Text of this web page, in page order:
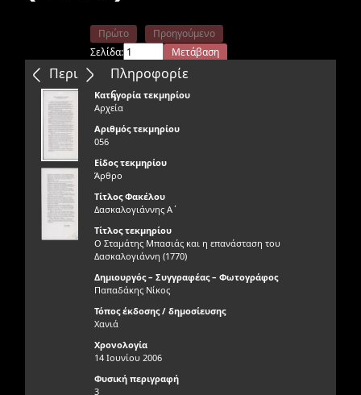
Περιεχόμενα
Πρώτο
Προηγούμενο
Σελίδα:
Μετάβαση
Επόμενο
Τελευταίο
Πληροφορίε
ς
Κατηγορία τεκμηρίου
Αρχεία
Αριθμός τεκμηρίου
056
Είδος τεκμηρίου
Άρθρο
Τίτλος Φακέλου
Δασκαλογιάννης Α΄
Τίτλος τεκμηρίου
Ο Σταμάτης Μπασιάς και η επανάσταση του
Δασκαλογιάννη (1770)
Δημιουργός – Συγγραφέας – Φωτογράφος
Παπαδάκης Νίκος
Τόπος έκδοσης / δημοσίευσης
Χανιά
Χρονολογία
14 Ιουνίου 2006
Φυσική περιγραφή
3